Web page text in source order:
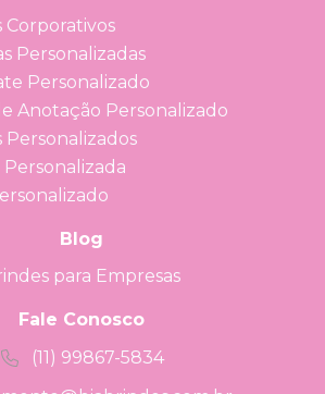
Corporativos
Personalizadas
Personalizado
Anotação Personalizado
Personalizados
Personalizada
Blog
para Empresas
Fale Conosco
(11) 99867-5834